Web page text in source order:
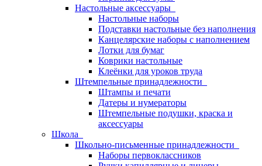
Настольные аксессуары
Настольные наборы
Подставки настольные без наполнения
Канцелярские наборы с наполнением
Лотки для бумаг
Коврики настольные
Клеёнки для уроков труда
Штемпельные принадлежности
Штампы и печати
Датеры и нумераторы
Штемпельные подушки, краска и
аксессуары
Школа
Школьно-письменные принадлежности
Наборы первоклассников